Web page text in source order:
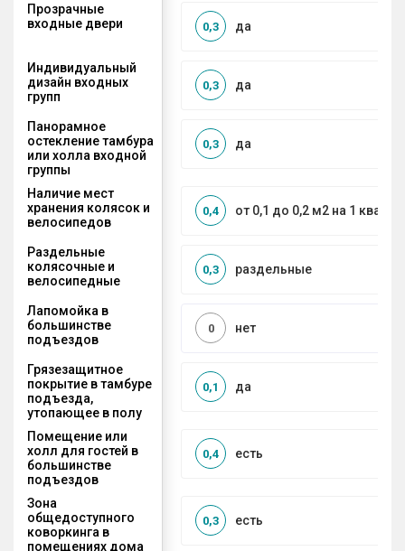
Прозрачные
входные двери
да
0,3
Индивидуальный
дизайн входных
групп
да
0,3
Панорамное
остекление тамбура
или холла входной
группы
да
0,3
Наличие мест
хранения колясок и
велосипедов
от 0,1 до 0,2 м2 на 1
0,4
Раздельные
колясочные и
велосипедные
раздельные
0,3
Лапомойка в
большинстве
подъездов
нет
0
Грязезащитное
покрытие в тамбуре
подъезда,
утопающее в полу
да
0,1
Помещение или
холл для гостей в
большинстве
подъездов
есть
0,4
Зона
общедоступного
коворкинга в
помещениях дома
есть
0,3